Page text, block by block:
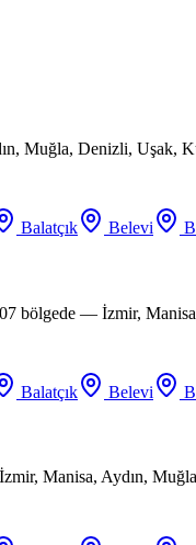
Muğla, Denizli, Uşak,
Balatçık Belevi
bölgede — İzmir,
Balatçık Belevi
Manisa, Aydın,